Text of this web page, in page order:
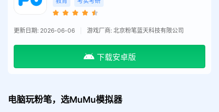
更新日期: 2026-06-06 游戏厂商: 北京粉笔蓝天科技有限公司
下载安卓版
电脑玩粉笔，选MuMu模拟器